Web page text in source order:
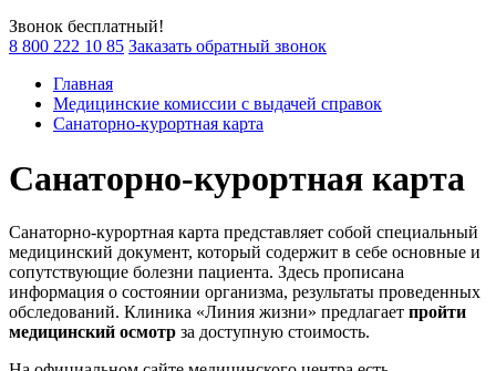
Звонок бесплатный!
8 800 222 10 85 Заказать обратный звонок
Главная
Медицинские комиссии с выдачей справок
Санаторно-курортная карта
Санаторно-курортная карта
Санаторно-курортная карта представляет собой специальный
медицинский документ, который содержит в себе основные и
сопутствующие болезни пациента. Здесь прописана
информация о состоянии организма, результаты проведенных
обследований. Клиника «Линия жизни» предлагает пройти
медицинский осмотр за доступную стоимость.